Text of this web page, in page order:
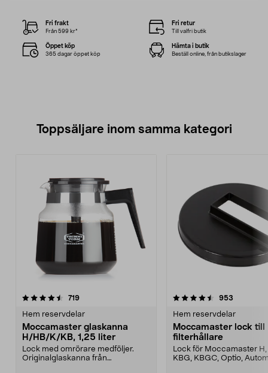
Fri frakt
Från 599 kr*
Fri retur
Till valfri butik
Öppet köp
365 dagar öppet köp
Hämta i butik
Beställ online, från butikslager
Toppsäljare inom samma kategori
719recensioner
Hem reservdelar
Moccamaster glaskanna
H/HB/K/KB, 1,25 liter
Lock med omrörare medföljer.
Originalglaskanna från
4.5 av 5 stjärnor 953
Hem reservdelar
Moccamaster lock till
filterhållare
Lock för Moccamaster H,
KBG, KBGC, Optio,
4.5 av 5 stjärnor